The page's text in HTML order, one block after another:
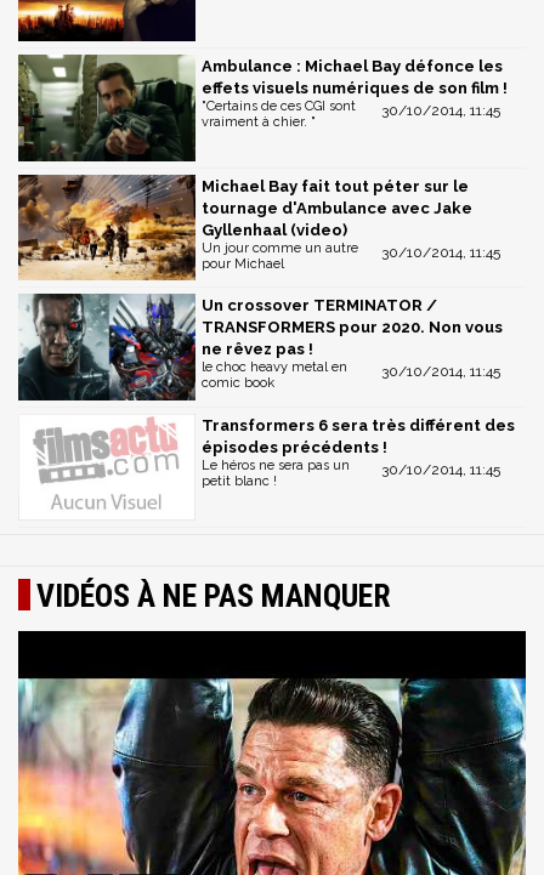
Ambulance : Michael Bay défonce les
effets visuels numériques de son film !
30/10/2014, 11:45
"Certains de ces CGI sont
vraiment à chier. "
Michael Bay fait tout péter sur le
tournage d'Ambulance avec Jake
Gyllenhaal (video)
30/10/2014, 11:45
Un jour comme un autre
pour Michael
Un crossover TERMINATOR /
TRANSFORMERS pour 2020. Non vous
ne rêvez pas !
30/10/2014, 11:45
le choc heavy metal en
comic book
Transformers 6 sera très différent des
épisodes précédents !
30/10/2014, 11:45
Le héros ne sera pas un
petit blanc !
VIDÉOS À NE PAS MANQUER